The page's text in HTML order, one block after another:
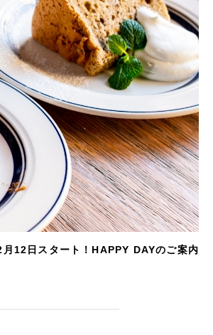
12日スタート！HAPPY DAYのご案内